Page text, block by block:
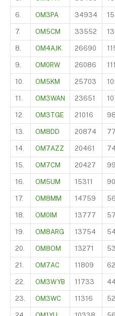
6. OM3PA 34934
7. OM5CM 33552
8. OM4AJK 26690
9. OM0RW 26086 111
10. OM5KM 25703
11. OM3WAN 23651
12. OM3TGE 21016 98
13. OM8DD 20874 77
14. OM7AZZ 20461 74
15. OM7CM 20427 99
16. OM5UM 15311 90
17. OM8MM 14759 56
18. OM0IM 13777 57
19. OM8ARG 13754 54
20. OM8OM 13271 53
21. OM7AC 11809 62
22. OM3WYB 11733 44
23. OM3WC 11316 52